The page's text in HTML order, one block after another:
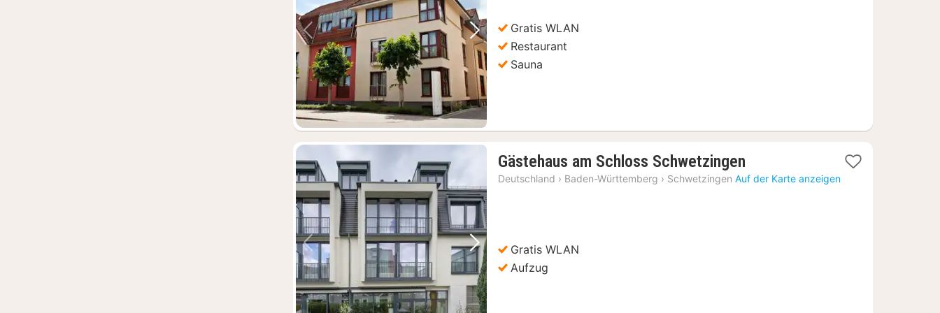
Vorheriges Bild Nächstes Bild
Gratis WLAN
Restaurant
Sauna
Vorheriges Bild Nächstes Bild
Gästehaus am Schloss Schwetzingen
Nacht
Deutschland › Baden-Württemberg › Schwetzingen Auf der Karte anzeigen
Gratis WLAN
Aufzug